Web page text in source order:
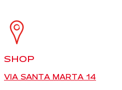
SHOP
VIA SANTA MARTA 14